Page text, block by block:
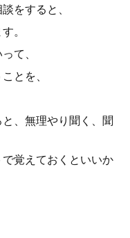
をすると、
。
て、
とを、
、無理やり聞く、聞
覚えておくといいか